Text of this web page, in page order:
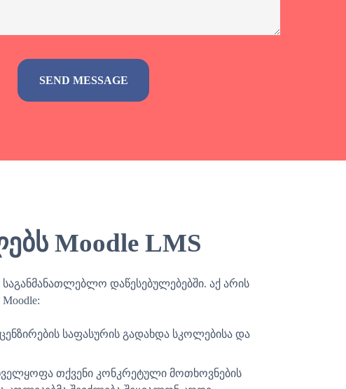
Moodle LMS
დაწესებულებებში. აქ არის
საფასურის გადახდა სკოლებისა და
თქვენი კონკრეტული მოთხოვნების